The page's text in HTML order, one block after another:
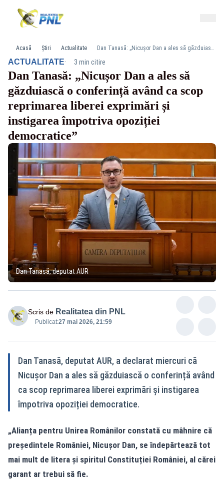
Acasă Știri Actualitate Dan Tanasă: „Nicușor Dan a ales să găzduiască o conferință având ca scop reprimarea liberei exprimări și instigarea împotriva opoziției democratice”
ACTUALITATE· 3 min citire
Dan Tanasă: „Nicușor Dan a ales să
găzduiască o conferință având ca scop
reprimarea liberei exprimări și
instigarea împotriva opoziției
democratice”
Dan Tanasă, deputat AUR
Scris de Realitatea din PNL
Publicat:27 mai 2026, 21:59
Dan Tanasă, deputat AUR, a declarat miercuri că
Nicușor Dan a ales să găzduiască o conferință având
ca scop reprimarea liberei exprimări și instigarea
împotriva opoziției democratice.
„Alianța pentru Unirea Românilor constată cu mâhnire că
președintele României, Nicușor Dan, se îndepărtează tot
mai mult de litera și spiritul Constituției României, al cărei
garant ar trebui să fie.